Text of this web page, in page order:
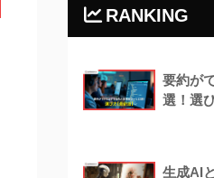
RANKING
要約が
選！選
生成AI